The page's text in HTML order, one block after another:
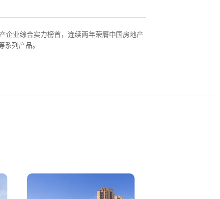
业综合实力榜首，连续两年荣膺中国房地产
列产品。